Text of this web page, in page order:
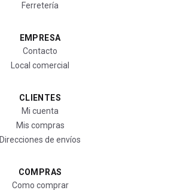
Ferretería
EMPRESA
Contacto
Local comercial
CLIENTES
Mi cuenta
Mis compras
Direcciones de envíos
COMPRAS
Como comprar